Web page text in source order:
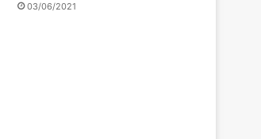
03/06/2021